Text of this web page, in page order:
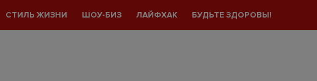
СТИЛЬ ЖИЗНИ ШОУ-БИЗ ЛАЙФХАК БУДЬТЕ ЗДОРОВЫ!